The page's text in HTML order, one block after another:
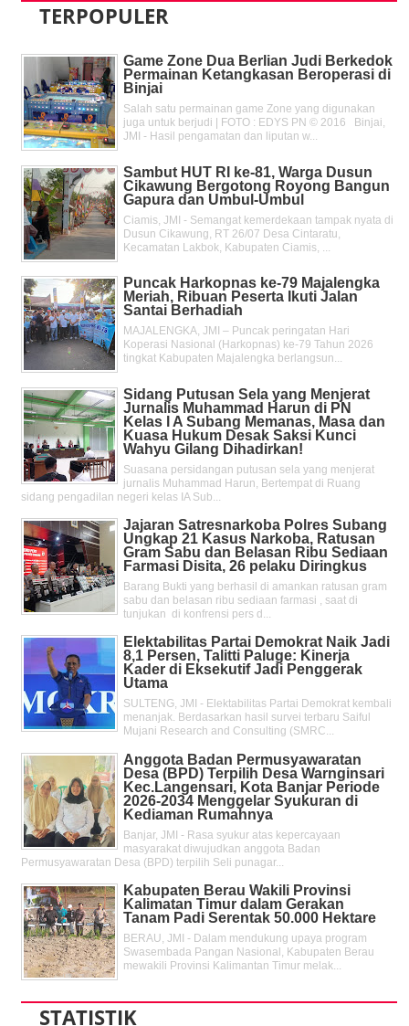
TERPOPULER
Game Zone Dua Berlian Judi Berkedok
Permainan Ketangkasan Beroperasi di
Binjai
Salah satu permainan game Zone yang digunakan
juga untuk berjudi | FOTO : EDYS PN © 2016 Binjai,
JMI - Hasil pengamatan dan liputan w...
Sambut HUT RI ke-81, Warga Dusun
Cikawung Bergotong Royong Bangun
Gapura dan Umbul-Umbul
Ciamis, JMI - Semangat kemerdekaan tampak nyata di
Dusun Cikawung, RT 26/07 Desa Cintaratu,
Kecamatan Lakbok, Kabupaten Ciamis, ...
Puncak Harkopnas ke-79 Majalengka
Meriah, Ribuan Peserta Ikuti Jalan
Santai Berhadiah
MAJALENGKA, JMI – Puncak peringatan Hari
Koperasi Nasional (Harkopnas) ke-79 Tahun 2026
tingkat Kabupaten Majalengka berlangsun...
Sidang Putusan Sela yang Menjerat
Jurnalis Muhammad Harun di PN
Kelas l A Subang Memanas, Masa dan
Kuasa Hukum Desak Saksi Kunci
Wahyu Gilang Dihadirkan!
Suasana persidangan putusan sela yang menjerat
jurnalis Muhammad Harun, Bertempat di Ruang
sidang pengadilan negeri kelas IA Sub...
Jajaran Satresnarkoba Polres Subang
Ungkap 21 Kasus Narkoba, Ratusan
Gram Sabu dan Belasan Ribu Sediaan
Farmasi Disita, 26 pelaku Diringkus
Barang Bukti yang berhasil di amankan ratusan gram
sabu dan belasan ribu sediaan farmasi , saat di
tunjukan di konfrensi pers d...
Elektabilitas Partai Demokrat Naik Jadi
8,1 Persen, Talitti Paluge: Kinerja
Kader di Eksekutif Jadi Penggerak
Utama
SULTENG, JMI - Elektabilitas Partai Demokrat kembali
menanjak. Berdasarkan hasil survei terbaru Saiful
Mujani Research and Consulting (SMRC...
Anggota Badan Permusyawaratan
Desa (BPD) Terpilih Desa Warnginsari
Kec.Langensari, Kota Banjar Periode
2026-2034 Menggelar Syukuran di
Kediaman Rumahnya
Banjar, JMI - Rasa syukur atas kepercayaan
masyarakat diwujudkan anggota Badan
Permusyawaratan Desa (BPD) terpilih Seli punagar...
Kabupaten Berau Wakili Provinsi
Kalimatan Timur dalam Gerakan
Tanam Padi Serentak 50.000 Hektare
BERAU, JMI - Dalam mendukung upaya program
Swasembada Pangan Nasional, Kabupaten Berau
mewakili Provinsi Kalimantan Timur melak...
STATISTIK